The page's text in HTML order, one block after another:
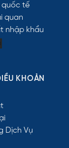
quốc tế
quan
nhập khẩu
KHOẢN
Dịch Vụ